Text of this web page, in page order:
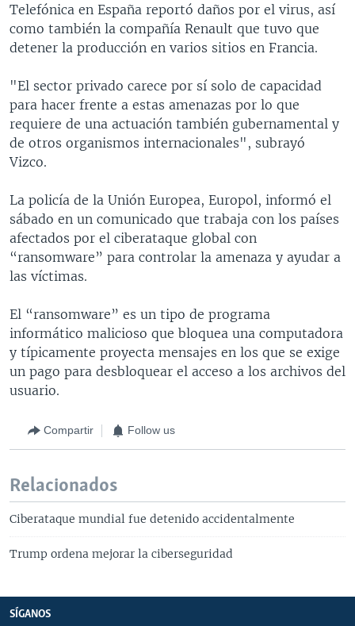
Telefónica en España reportó daños por el virus, así
como también la compañía Renault que tuvo que
detener la producción en varios sitios en Francia.
"El sector privado carece por sí solo de capacidad
para hacer frente a estas amenazas por lo que
requiere de una actuación también gubernamental y
de otros organismos internacionales", subrayó
Vizco.
La policía de la Unión Europea, Europol, informó el
sábado en un comunicado que trabaja con los países
afectados por el ciberataque global con
“ransomware” para controlar la amenaza y ayudar a
las víctimas.
El “ransomware” es un tipo de programa
informático malicioso que bloquea una computadora
y típicamente proyecta mensajes en los que se exige
un pago para desbloquear el acceso a los archivos del
usuario.
Compartir Follow us
Relacionados
Ciberataque mundial fue detenido accidentalmente
Trump ordena mejorar la ciberseguridad
SÍGANOS